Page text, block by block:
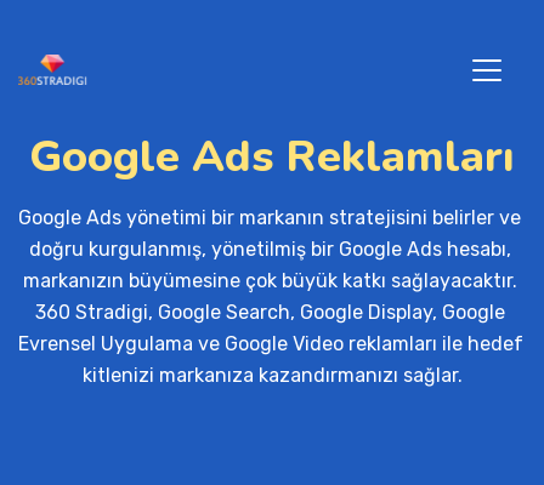
Google Ads Reklamları
Google Ads yönetimi bir markanın stratejisini belirler ve
doğru kurgulanmış, yönetilmiş bir Google Ads hesabı,
markanızın büyümesine çok büyük katkı sağlayacaktır.
360 Stradigi, Google Search, Google Display, Google
Evrensel Uygulama ve Google Video reklamları ile hedef
kitlenizi markanıza kazandırmanızı sağlar.